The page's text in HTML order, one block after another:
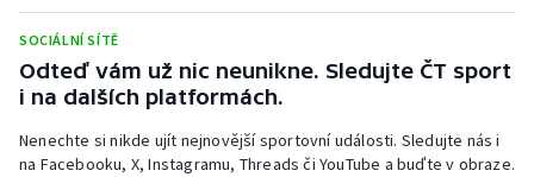
Stolní tenis
Triatlon
Veslování
SOCIÁLNÍ SÍTĚ
Odteď vám už nic neunikne. Sledujte ČT sport
i na dalších platformách.
Nenechte si nikde ujít nejnovější sportovní události. Sledujte nás i
na Facebooku, X, Instagramu, Threads či YouTube a buďte v obraze.